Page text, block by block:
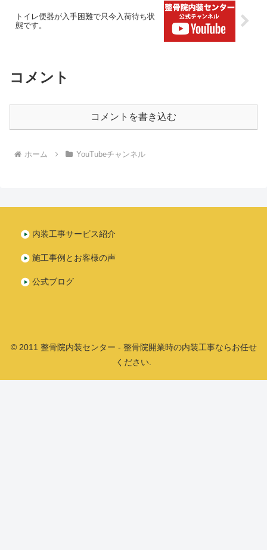
トイレ便器が入手困難で只今入荷待ち状
態です。
コメント
コメントを書き込む
ホーム YouTubeチャンネル
内装工事サービス紹介
施工事例とお客様の声
公式ブログ
© 2011 整骨院内装センター - 整骨院開業時の内装工事ならお任せ
ください.